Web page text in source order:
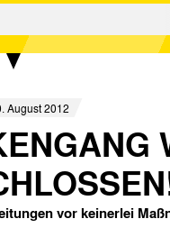
August 2012
vor keinerlei